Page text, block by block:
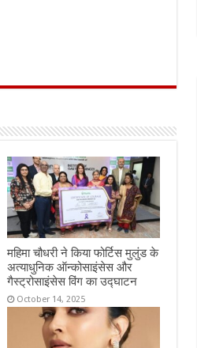
महिमा चौधरी ने किया फोर्टिस मुलुंड के
अत्याधुनिक ऑन्कोसाइंसेस और
गैस्ट्रोसाइंसेस विंग का उद्घाटन
October 14, 2025